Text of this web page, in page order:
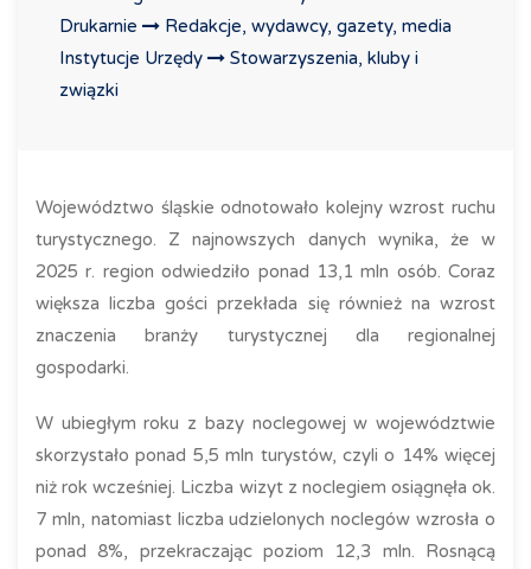
Drukarnie
Redakcje, wydawcy, gazety, media
Instytucje Urzędy
Stowarzyszenia, kluby i
związki
Województwo śląskie odnotowało kolejny wzrost ruchu
turystycznego. Z najnowszych danych wynika, że w
2025 r. region odwiedziło ponad 13,1 mln osób. Coraz
większa liczba gości przekłada się również na wzrost
znaczenia branży turystycznej dla regionalnej
gospodarki.
W ubiegłym roku z bazy noclegowej w województwie
skorzystało ponad 5,5 mln turystów, czyli o 14% więcej
niż rok wcześniej. Liczba wizyt z noclegiem osiągnęła ok.
7 mln, natomiast liczba udzielonych noclegów wzrosła o
ponad 8%, przekraczając poziom 12,3 mln. Rosnącą